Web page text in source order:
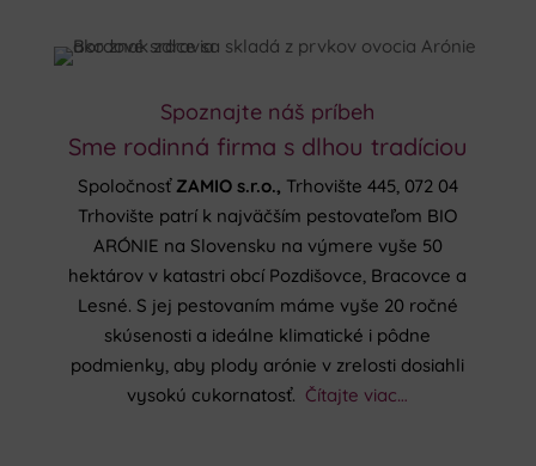
Spoznajte náš príbeh
Sme rodinná firma s dlhou tradíciou
Spoločnosť ZAMIO s.r.o., Trhovište 445, 072 04
Trhovište patrí k najväčším pestovateľom BIO
ARÓNIE na Slovensku na výmere vyše 50
hektárov v katastri obcí Pozdišovce, Bracovce a
Lesné. S jej pestovaním máme vyše 20 ročné
skúsenosti a ideálne klimatické i pôdne
podmienky, aby plody arónie v zrelosti dosiahli
vysokú cukornatosť. Čítajte viac…